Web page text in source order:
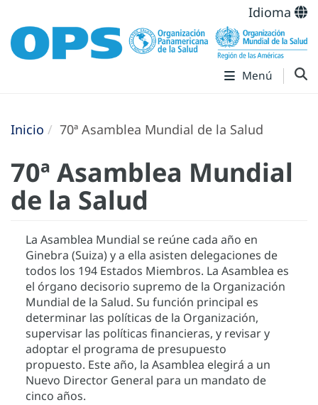
Idioma
Menú
Inicio 70ª Asamblea Mundial de la Salud
70ª Asamblea Mundial
de la Salud
La Asamblea Mundial se reúne cada año en
Ginebra (Suiza) y a ella asisten delegaciones de
todos los 194 Estados Miembros. La Asamblea es
el órgano decisorio supremo de la Organización
Mundial de la Salud. Su función principal es
determinar las políticas de la Organización,
supervisar las políticas financieras, y revisar y
adoptar el programa de presupuesto
propuesto. Este año, la Asamblea elegirá a un
Nuevo Director General para un mandato de
cinco años.